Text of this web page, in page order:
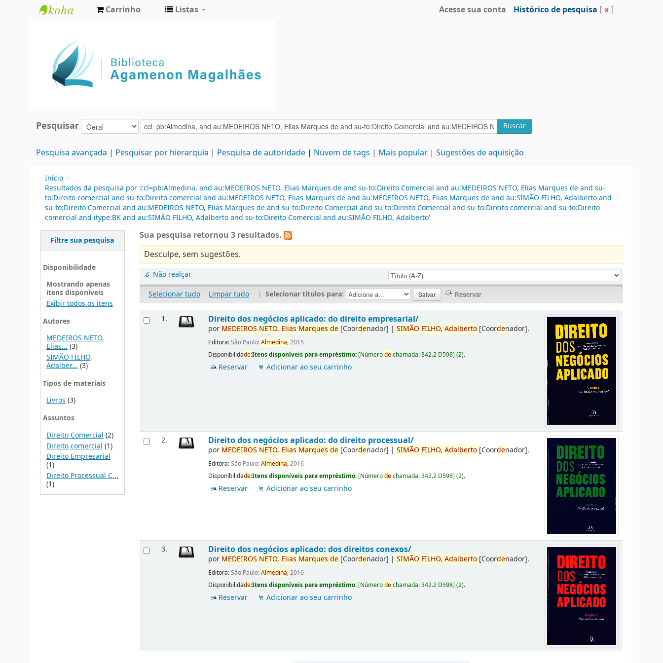
Agamenon
Magalhães
Carrinho Listas Acesse sua conta Histórico de pesquisa [ x ]
Pesquisar Buscar
Pesquisa avançada Pesquisar por hierarquia Pesquisa de autoridade Nuvem de tags Mais popular Sugestões de aquisição
Início ›
Resultados da pesquisa por 'ccl=pb:Almedina, and au:MEDEIROS NETO, Elias Marques de and su-to:Direito Comercial and au:MEDEIROS NETO, Elias Marques de and su-
to:Direito comercial and su-to:Direito comercial and au:MEDEIROS NETO, Elias Marques de and au:MEDEIROS NETO, Elias Marques de and au:SIMÃO FILHO, Adalberto and
su-to:Direito Comercial and au:MEDEIROS NETO, Elias Marques de and su-to:Direito Comercial and su-to:Direito Comercial and su-to:Direito comercial and su-to:Direito
comercial and itype:BK and au:SIMÃO FILHO, Adalberto and su-to:Direito Comercial and au:SIMÃO FILHO, Adalberto'
Filtre sua pesquisa
Disponibilidade
Mostrando apenas
itens disponíveis
Exibir todos os itens
Autores
MEDEIROS NETO,
Elias...(3)
SIMÃO FILHO,
Adalber... (3)
Tipos de materiais
Livros(3)
Assuntos
Direito Comercial (2)
Direito comercial (1)
Direito Empresarial
(1)
Direito Processual C...
(1)
Sua pesquisa retornou 3 resultados.
Desculpe, sem sugestões.
Não realçar
Selecionar tudo
Limpar tudo | Selecionar títulos para:
1. Direito dos negócios aplicado: do direito empresarial/
por MEDEIROS NETO, Elias Marques de [Coordenador] |SIMÃO FILHO, Adalberto [Coordenador].
Editora:São Paulo:Almedina,2015
Disponibilidade:Itens disponíveis para empréstimo: [Númerodechamada:342.2 D598](2).
Reservar Adicionar ao seu carrinho
2. Direito dos negócios aplicado: do direito processual/
por MEDEIROS NETO, Elias Marques de [Coordenador] |SIMÃO FILHO, Adalberto [Coordenador].
Editora:São Paulo:Almedina,2016
Disponibilidade:Itens disponíveis para empréstimo: [Númerodechamada:342.2 D598](2).
Reservar Adicionar ao seu carrinho
3. Direito dos negócios aplicado: dos direitos conexos/
por MEDEIROS NETO, Elias Marques de [Coordenador] |SIMÃO FILHO, Adalberto [Coordenador].
Editora:São Paulo:Almedina,2016
Disponibilidade:Itens disponíveis para empréstimo: [Númerodechamada:342.2 D598](2).
Reservar Adicionar ao seu carrinho